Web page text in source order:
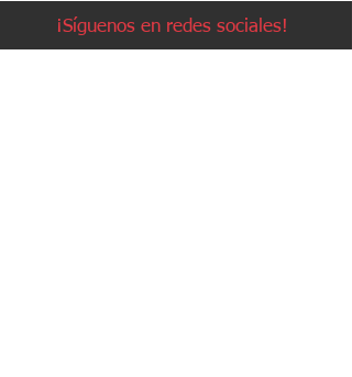
¡Síguenos en redes sociales!